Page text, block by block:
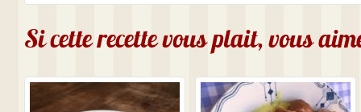
Si cette recette vous plait, vous